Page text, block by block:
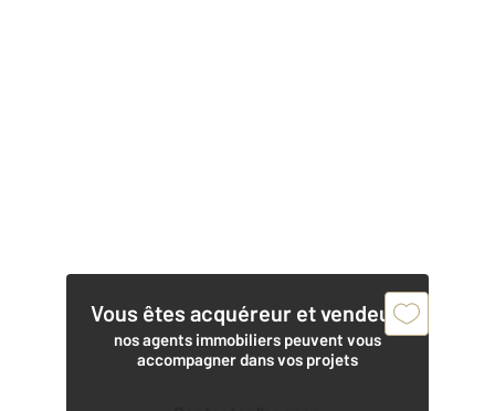
Vous êtes acquéreur et vendeur,
nos agents immobiliers peuvent vous
accompagner dans vos projets